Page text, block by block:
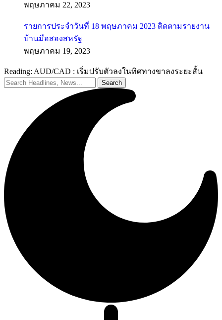
พฤษภาคม 22, 2023
รายการประจำวันที่ 18 พฤษภาคม 2023 ติดตามรายงาน
บ้านมือสองสหรัฐ
พฤษภาคม 19, 2023
Reading: AUD/CAD : เริ่มปรับตัวลงในทิศทางขาลงระยะสั้น